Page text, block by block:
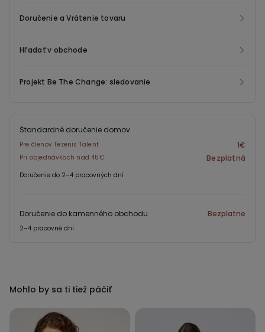
Doručenie a Vrátenie tovaru
Hľadať v obchode
Projekt Be The Change: sledovanie
Štandardné doručenie domov
Pre členov Tezenis Talent 1€
Pri objednávkach nad 45€ Bezplatná
Doručenie do 2–4 pracovných dní
Doručenie do kamenného obchodu Bezplatne
2–4 pracovné dni
Mohlo by sa ti tiež páčiť